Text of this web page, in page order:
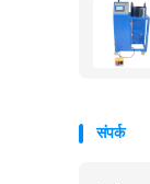
संपर्क